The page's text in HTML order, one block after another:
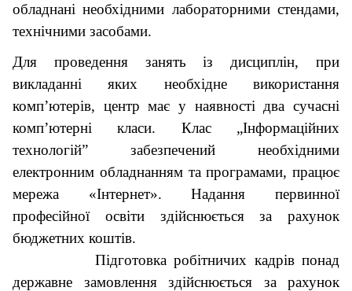
обладнані необхідними лабораторними стендами,
технічними засобами.
Для проведення занять із дисциплін, при
викладанні яких необхідне використання
комп’ютерів, центр має у наявності два сучасні
комп’ютерні класи. Клас „Інформаційних
технологій” забезпечений необхідними
електронним обладнанням та програмами, працює
мережа «Інтернет». Надання первинної
професійної освіти здійснюється за рахунок
бюджетних коштів.
Підготовка робітничих кадрів понад
державне замовлення здійснюється за рахунок